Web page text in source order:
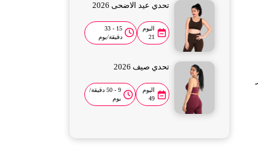
تحدي عيد الاضحى 2026
اليوم
21
15 - 33
دقيقة/يوم
تحدي صيف 2026
اليوم
49
9 - 50 دقيقة/
يوم